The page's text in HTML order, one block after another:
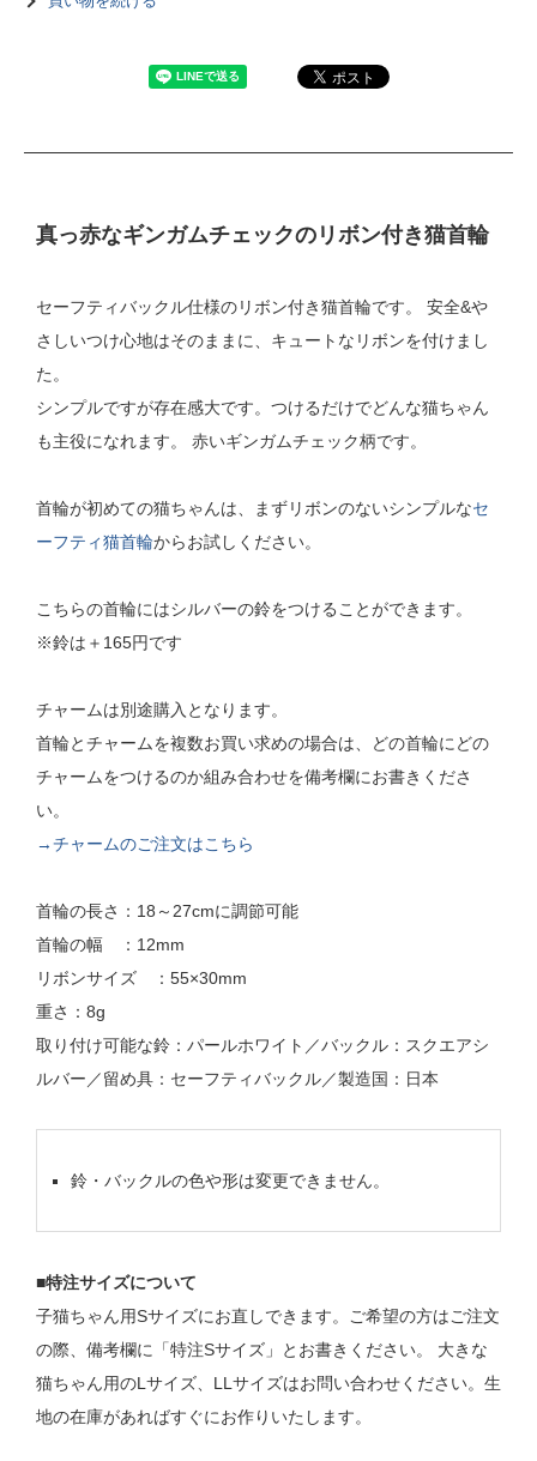
真っ赤なギンガムチェックのリボン付き猫首輪
セーフティバックル仕様のリボン付き猫首輪です。 安全&や
さしいつけ心地はそのままに、キュートなリボンを付けまし
た。
シンプルですが存在感大です。つけるだけでどんな猫ちゃん
も主役になれます。 赤いギンガムチェック柄です。
首輪が初めての猫ちゃんは、まずリボンのないシンプルなセ
ーフティ猫首輪からお試しください。
こちらの首輪にはシルバーの鈴をつけることができます。
※鈴は＋165円です
チャームは別途購入となります。
首輪とチャームを複数お買い求めの場合は、どの首輪にどの
チャームをつけるのか組み合わせを備考欄にお書きくださ
い。
→チャームのご注文はこちら
首輪の長さ：18～27cmに調節可能
首輪の幅 ：12mm
リボンサイズ ：55×30mm
重さ：8g
取り付け可能な鈴：パールホワイト／バックル：スクエアシ
ルバー／留め具：セーフティバックル／製造国：日本
鈴・バックルの色や形は変更できません。
■特注サイズについて
子猫ちゃん用Sサイズにお直しできます。ご希望の方はご注文
の際、備考欄に「特注Sサイズ」とお書きください。 大きな
猫ちゃん用のLサイズ、LLサイズはお問い合わせください。生
地の在庫があればすぐにお作りいたします。